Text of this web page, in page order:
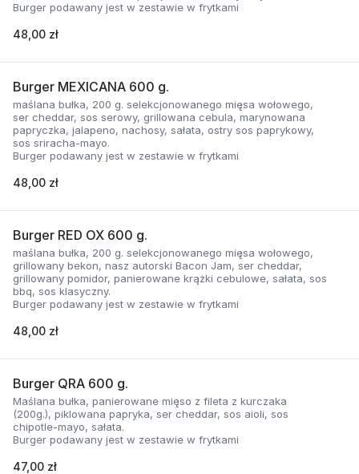
Burger podawany jest w zestawie w frytkami
48,00 zł
Burger MEXICANA 600 g.
maślana bułka, 200 g. selekcjonowanego mięsa wołowego,
ser cheddar, sos serowy, grillowana cebula, marynowana
papryczka, jalapeno, nachosy, sałata, ostry sos paprykowy,
sos sriracha-mayo.
Burger podawany jest w zestawie w frytkami
48,00 zł
Burger RED OX 600 g.
maślana bułka, 200 g. selekcjonowanego mięsa wołowego,
grillowany bekon, nasz autorski Bacon Jam, ser cheddar,
grillowany pomidor, panierowane krążki cebulowe, sałata, sos
bbq, sos klasyczny.
Burger podawany jest w zestawie w frytkami
48,00 zł
Burger QRA 600 g.
Maślana bułka, panierowane mięso z fileta z kurczaka
(200g.), piklowana papryka, ser cheddar, sos aioli, sos
chipotle-mayo, sałata.
Burger podawany jest w zestawie w frytkami
47,00 zł